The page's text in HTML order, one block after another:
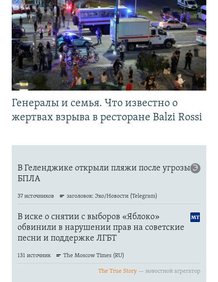
Генералы и семья. Что известно о
жертвах взрыва в ресторане Balzi Rossi